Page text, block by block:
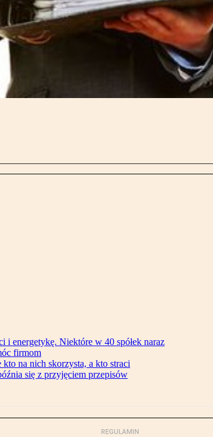
i energetykę. Niektóre w 40 spółek naraz
firmom
na nich skorzysta, a kto straci
się z przyjęciem przepisów
REGULAMIN